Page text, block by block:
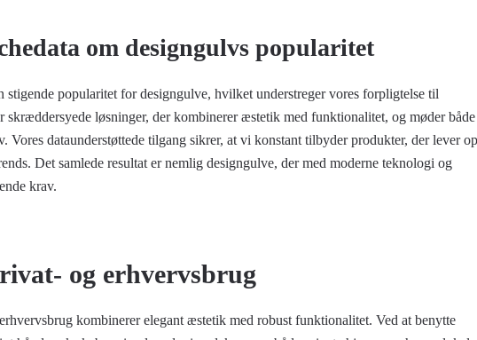
om designgulvs popularitet
stigende popularitet for designgulve, hvilket understreger vores forpligtelse til
løsninger, der kombinerer æstetik med funktionalitet, og møder både
Vores dataunderstøttede tilgang sikrer, at vi konstant tilbyder produkter, der lever op
Det samlede resultat er nemlig designgulve, der med moderne teknologi og
krav.
og erhvervsbrug
kombinerer elegant æstetik med robust funktionalitet. Ved at benytte